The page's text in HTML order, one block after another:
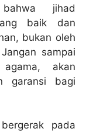
jihad
baik dan
bukan oleh
sampai
agama, akan
garansi bagi
pada